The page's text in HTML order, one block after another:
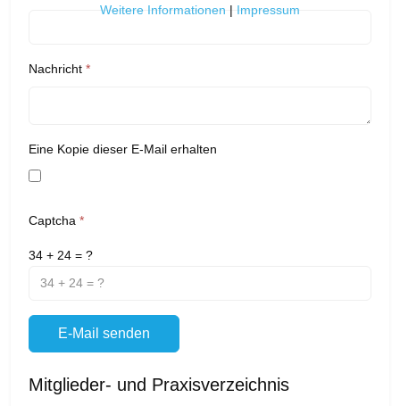
Nachricht *
Eine Kopie dieser E-Mail erhalten
Captcha *
34 + 24 = ?
E-Mail senden
Mitglieder- und Praxisverzeichnis
Weitere Informationen | Impressum